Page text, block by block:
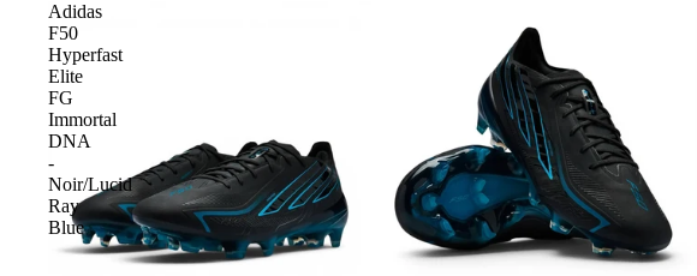
Adidas
F50
Hyperfast
Elite
FG
Immortal
DNA
-
Noir/Lucid
Ray
Blue